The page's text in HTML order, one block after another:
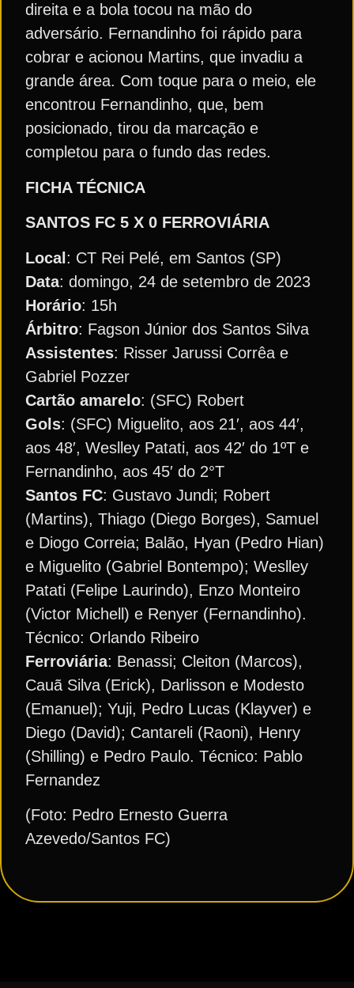
direita e a bola tocou na mão do
adversário. Fernandinho foi rápido para
cobrar e acionou Martins, que invadiu a
grande área. Com toque para o meio, ele
encontrou Fernandinho, que, bem
posicionado, tirou da marcação e
completou para o fundo das redes.
FICHA TÉCNICA
SANTOS FC 5 X 0 FERROVIÁRIA
Local: CT Rei Pelé, em Santos (SP)
Data: domingo, 24 de setembro de 2023
Horário: 15h
Árbitro: Fagson Júnior dos Santos Silva
Assistentes: Risser Jarussi Corrêa e
Gabriel Pozzer
Cartão amarelo: (SFC) Robert
Gols: (SFC) Miguelito, aos 21′, aos 44′,
aos 48′, Weslley Patati, aos 42′ do 1ºT e
Fernandinho, aos 45′ do 2°T
Santos FC: Gustavo Jundi; Robert
(Martins), Thiago (Diego Borges), Samuel
e Diogo Correia; Balão, Hyan (Pedro Hian)
e Miguelito (Gabriel Bontempo); Weslley
Patati (Felipe Laurindo), Enzo Monteiro
(Victor Michell) e Renyer (Fernandinho).
Técnico: Orlando Ribeiro
Ferroviária: Benassi; Cleiton (Marcos),
Cauã Silva (Erick), Darlisson e Modesto
(Emanuel); Yuji, Pedro Lucas (Klayver) e
Diego (David); Cantareli (Raoni), Henry
(Shilling) e Pedro Paulo. Técnico: Pablo
Fernandez
(Foto: Pedro Ernesto Guerra
Azevedo/Santos FC)